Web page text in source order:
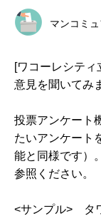
マンコミ
[ワコーレシテ
意見を聞いてみ
投票アンケート
たいアンケート
能と同様です）
参照ください。
<サンプル>　タ